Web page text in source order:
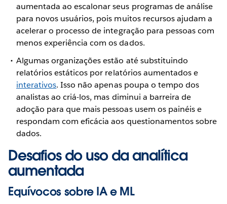
aumentada ao escalonar seus programas de análise
para novos usuários, pois muitos recursos ajudam a
acelerar o processo de integração para pessoas com
menos experiência com os dados.
Algumas organizações estão até substituindo
relatórios estáticos por relatórios aumentados e
interativos. Isso não apenas poupa o tempo dos
analistas ao criá-los, mas diminui a barreira de
adoção para que mais pessoas usem os painéis e
respondam com eficácia aos questionamentos sobre
dados.
Desafios do uso da analítica
aumentada
Equívocos sobre IA e ML